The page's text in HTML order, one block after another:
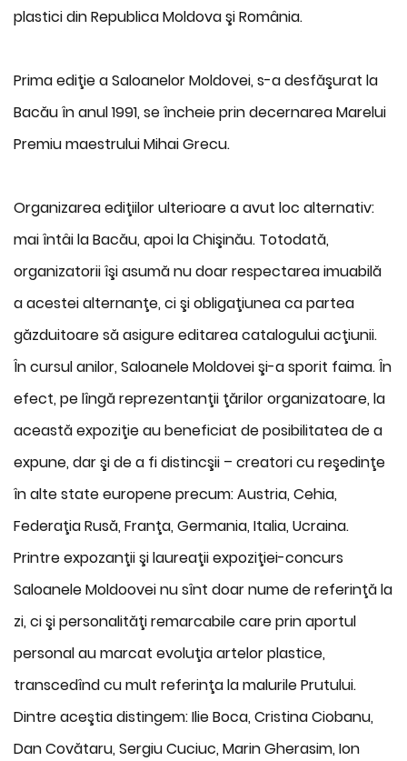
plastici din Republica Moldova şi România.
Prima ediţie a Saloanelor Moldovei, s-a desfăşurat la
Bacău în anul 1991, se încheie prin decernarea Marelui
Premiu maestrului Mihai Grecu.
Organizarea ediţiilor ulterioare a avut loc alternativ:
mai întâi la Bacău, apoi la Chişinău. Totodată,
organizatorii îşi asumă nu doar respectarea imuabilă
a acestei alternanţe, ci şi obligaţiunea ca partea
găzduitoare să asigure editarea catalogului acţiunii.
În cursul anilor, Saloanele Moldovei şi-a sporit faima. În
efect, pe lîngă reprezentanţii ţărilor organizatoare, la
această expoziţie au beneficiat de posibilitatea de a
expune, dar şi de a fi distincşii – creatori cu reşedinţe
în alte state europene precum: Austria, Cehia,
Federaţia Rusă, Franţa, Germania, Italia, Ucraina.
Printre expozanţii şi laureaţii expoziţiei-concurs
Saloanele Moldoovei nu sînt doar nume de referinţă la
zi, ci şi personalităţi remarcabile care prin aportul
personal au marcat evoluţia artelor plastice,
transcedînd cu mult referinţa la malurile Prutului.
Dintre aceştia distingem: Ilie Boca, Cristina Ciobanu,
Dan Covătaru, Sergiu Cuciuc, Marin Gherasim, Ion